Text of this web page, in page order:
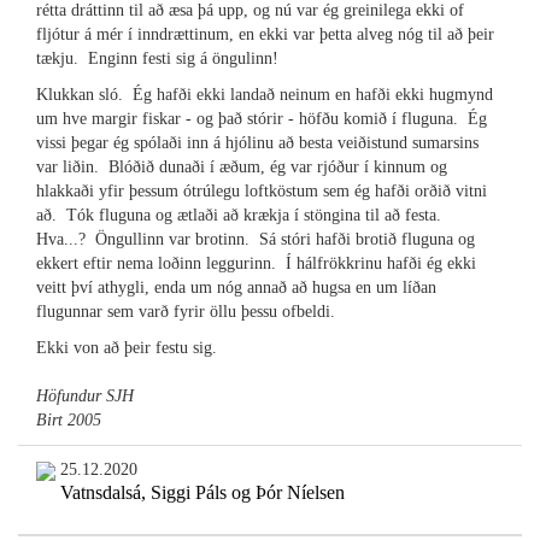
rétta dráttinn til að æsa þá upp, og nú var ég greinilega ekki of
fljótur á mér í inndrættinum, en ekki var þetta alveg nóg til að þeir
tækju. Enginn festi sig á öngulinn!
Klukkan sló. Ég hafði ekki landað neinum en hafði ekki hugmynd
um hve margir fiskar - og það stórir - höfðu komið í fluguna. Ég
vissi þegar ég spólaði inn á hjólinu að besta veiðistund sumarsins
var liðin. Blóðið dunaði í æðum, ég var rjóður í kinnum og
hlakkaði yfir þessum ótrúlegu loftköstum sem ég hafði orðið vitni
að. Tók fluguna og ætlaði að krækja í stöngina til að festa.
Hva...? Öngullinn var brotinn. Sá stóri hafði brotið fluguna og
ekkert eftir nema loðinn leggurinn. Í hálfrökkrinu hafði ég ekki
veitt því athygli, enda um nóg annað að hugsa en um líðan
flugunnar sem varð fyrir öllu þessu ofbeldi.
Ekki von að þeir festu sig.
Höfundur SJH
Birt 2005
25.12.2020
Vatnsdalsá, Siggi Páls og Þór Níelsen